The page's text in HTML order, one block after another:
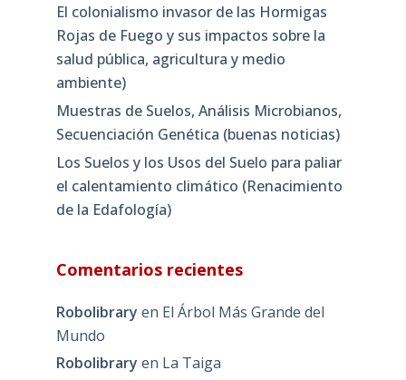
El colonialismo invasor de las Hormigas
Rojas de Fuego y sus impactos sobre la
salud pública, agricultura y medio
ambiente)
Muestras de Suelos, Análisis Microbianos,
Secuenciación Genética (buenas noticias)
Los Suelos y los Usos del Suelo para paliar
el calentamiento climático (Renacimiento
de la Edafología)
Comentarios recientes
Robolibrary en El Árbol Más Grande del
Mundo
Robolibrary en La Taiga